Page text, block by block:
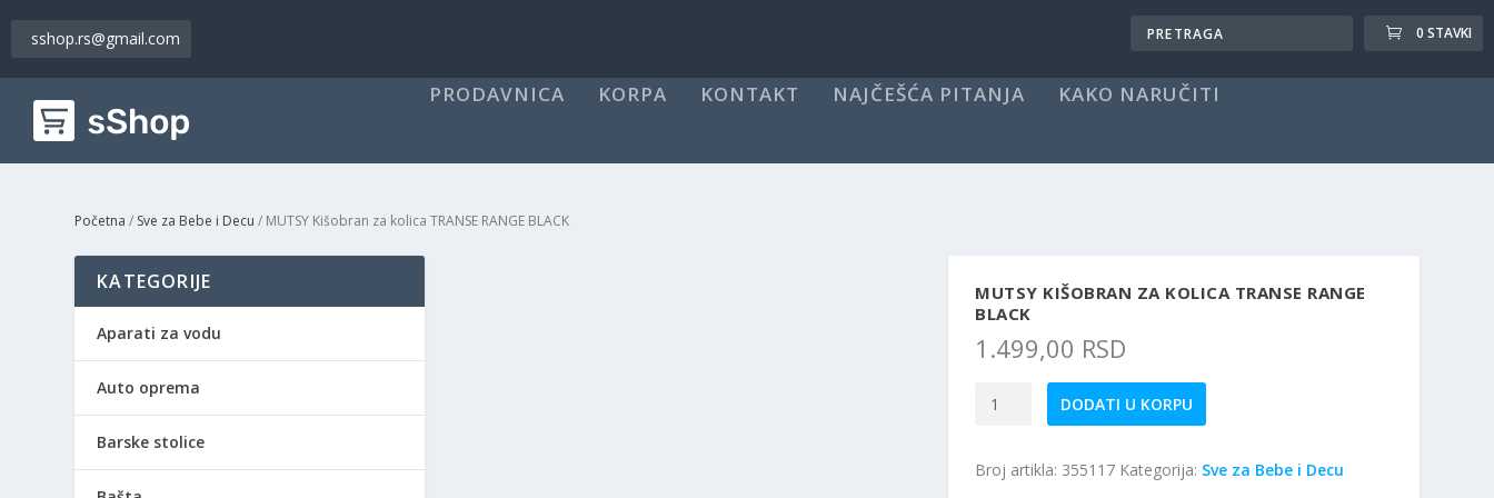
sshop.rs@gmail.com 0 STAVKI
PRODAVNICA KORPA KONTAKT NAJČEŠĆA PITANJA KAKO NARUČITI
Početna / Sve za Bebe i Decu / MUTSY Kišobran za kolica TRANSE RANGE BLACK
MUTSY KIŠOBRAN ZA KOLICA TRANSE RANGE
BLACK
1.499,00 RSD
kolica
DODATI U KORPU
Broj artikla: 355117 Kategorija: Sve za Bebe i Decu
KATEGORIJE
Aparati za vodu
Auto oprema
Barske stolice